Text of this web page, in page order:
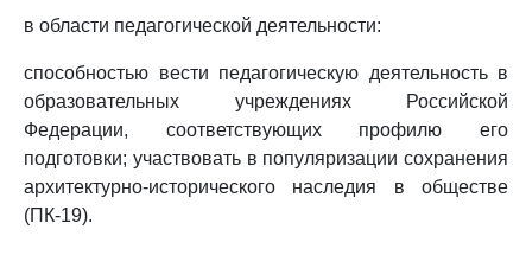
в области педагогической деятельности:
способностью вести педагогическую деятельность в
образовательных учреждениях Российской
Федерации, соответствующих профилю его
подготовки; участвовать в популяризации сохранения
архитектурно-исторического наследия в обществе
(ПК-19).